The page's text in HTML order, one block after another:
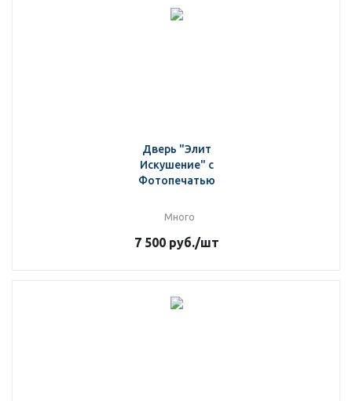
Дверь "Элит
Искушение" с
Фотопечатью
Много
7 500руб./шт